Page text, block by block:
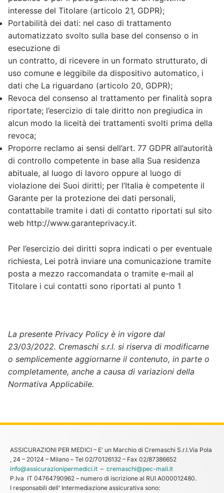
interesse del Titolare (articolo 21, GDPR);
Portabilità dei dati: nel caso di trattamento
automatizzato svolto sulla base del consenso o in
esecuzione di
un contratto, di ricevere in un formato strutturato, di
uso comune e leggibile da dispositivo automatico, i
dati che La riguardano (articolo 20, GDPR);
Revoca del consenso al trattamento per finalità sopra
riportate; l’esercizio di tale diritto non pregiudica in
alcun modo la liceità dei trattamenti svolti prima della
revoca;
Proporre reclamo ai sensi dell’art. 77 GDPR all’autorità
di controllo competente in base alla Sua residenza
abituale, al luogo di lavoro oppure al luogo di
violazione dei Suoi diritti; per l’Italia è competente il
Garante per la protezione dei dati personali,
contattabile tramite i dati di contatto riportati sul sito
web http://www.garanteprivacy.it.
Per l’esercizio dei diritti sopra indicati o per eventuale
richiesta, Lei potrà inviare una comunicazione tramite
posta a mezzo raccomandata o tramite e-mail al
Titolare i cui contatti sono riportati al punto 1
La presente Privacy Policy è in vigore dal
23/03/2022. Cremaschi s.r.l. si riserva di modificarne
o semplicemente aggiornarne il contenuto, in parte o
completamente, anche a causa di variazioni della
Normativa Applicabile.
ASSICURAZIONI PER MEDICI – E’ un Marchio di Cremaschi S.r.l.Via Pola
, 24 – 20124 – Milano – Tel 02/70126132 – Fax 02/87386652
info@assicurazionipermedici.it – cremaschi@pec-mail.it
P.Iva IT 04764790962 – numero di iscrizione al RUI A000012480.
I responsabili dell’ Intermediazione assicurativa sono: